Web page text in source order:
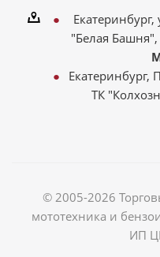
"Белая Башня",
Екатеринбург,
ТК
© 2005-2026
мототехника и
ИП